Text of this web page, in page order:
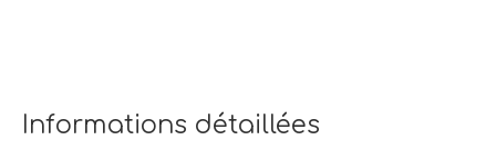
Informations détaillées